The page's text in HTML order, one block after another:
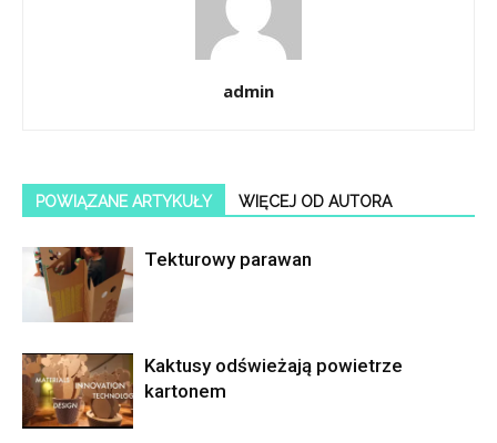
admin
POWIĄZANE ARTYKUŁY WIĘCEJ OD AUTORA
Tekturowy parawan
Kaktusy odświeżają powietrze
kartonem